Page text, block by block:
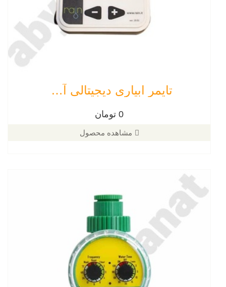
تایمر ابیاری دیجیتالی آمیکو تک خروجی
0 تومان
مشاهده محصول